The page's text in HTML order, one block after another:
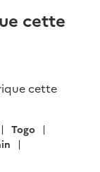
cette
cette
Togo